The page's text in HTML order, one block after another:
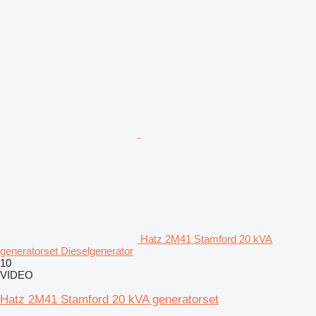
Hatz 2M41 Stamford 20 kVA
generatorset Dieselgenerator
10
VIDEO
Hatz 2M41 Stamford 20 kVA generatorset